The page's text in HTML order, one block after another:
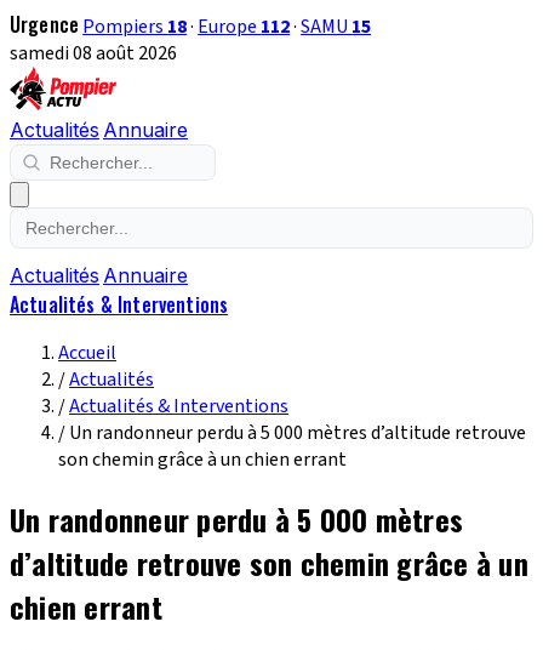
Urgence Pompiers 18· Europe 112·SAMU 15
samedi 08 août 2026
Actualités Annuaire
Actualités Annuaire
Actualités & Interventions
Accueil
/Actualités
/Actualités & Interventions
/Un randonneur perdu à 5 000 mètres d’altitude retrouve
son chemin grâce à un chien errant
Un randonneur perdu à 5 000 mètres
d’altitude retrouve son chemin grâce à un
chien errant